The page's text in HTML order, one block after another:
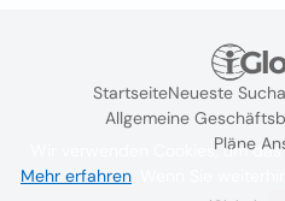
StartseiteNeueste
Allgemeine
Pläne
Wir verwenden Cookies, um
Mehr erfahren